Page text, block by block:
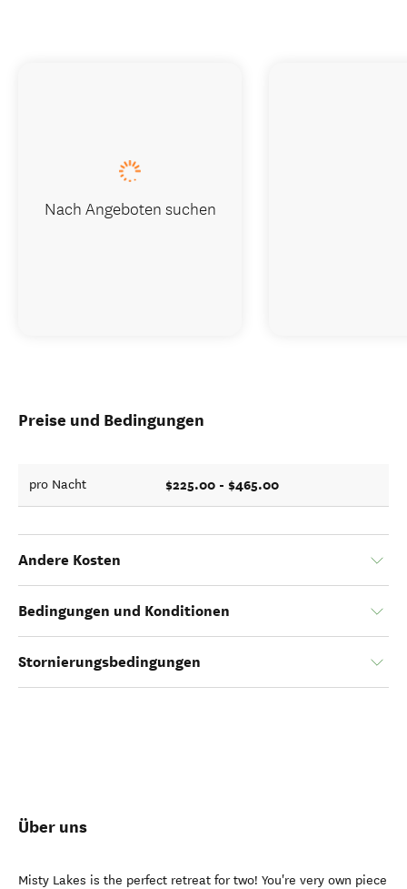
Preise und Bedingungen
pro Nacht $225.00 - $465.00
Andere Kosten
Bedingungen und Konditionen
Stornierungsbedingungen
Über uns
Misty Lakes is the perfect retreat for two! You're very own piece
Nach Angeboten suchen